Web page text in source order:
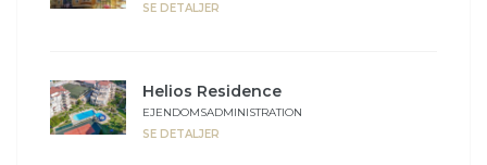
SE DETALJER
Helios Residence
EJENDOMSADMINISTRATION
SE DETALJER